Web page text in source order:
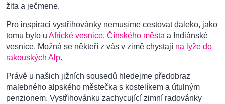
žita a ječmene.
Pro inspiraci vystřihovánky nemusíme cestovat daleko, jako
tomu bylo u Africké vesnice, Čínského města a Indiánské
vesnice. Možná se někteří z vás v zimě chystají na lyže do
rakouských Alp.
Právě u našich jižních sousedů hledejme předobraz
malebného alpského městečka s kostelíkem a útulným
penzionem. Vystřihovánku zachycující zimní radovánky